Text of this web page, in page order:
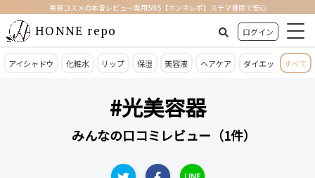
美容コスメの本音レビュー専用SNS【ホンネレポ】ステマ排除で安心
HONNE repo ログイン
アイシャドウ 化粧水 リップ 保湿 美容液 ヘアケア ダイエット 日焼
すべて
#光美容器
みんなの口コミレビュー（1件）